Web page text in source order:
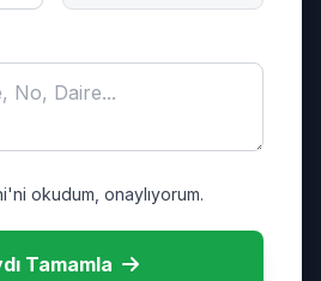
okudum, onaylıyorum.
Tamamla